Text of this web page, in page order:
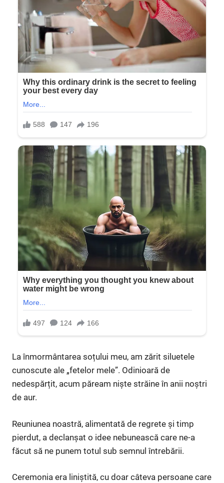
La înmormântarea soțului meu, am zărit siluetele
cunoscute ale „fetelor mele”. Odinioară de
nedespărțit, acum păream niște străine în anii noștri
de aur.
Reuniunea noastră, alimentată de regrete și timp
pierdut, a declanșat o idee nebunească care ne-a
făcut să ne punem totul sub semnul întrebării.
Ceremonia era liniștită, cu doar câteva persoane care